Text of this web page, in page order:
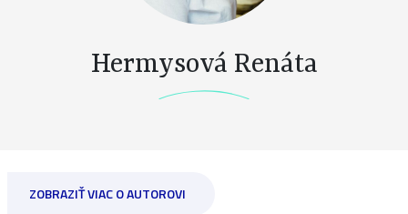
Hermysová Renáta
ZOBRAZIŤ VIAC O AUTOROVI